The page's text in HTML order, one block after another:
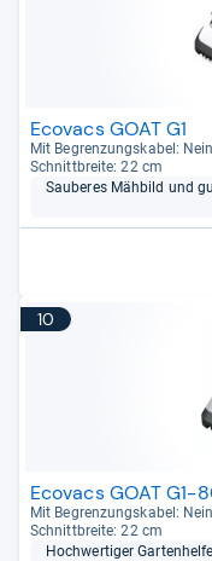
Ecovacs GOAT G1
Mit Begren­zungs­ka­bel: Nein
Schnitt­breite: 22 cm
Sau­be­res Mäh­bild und
10
Ecovacs GOAT G1-
Mit Begren­zungs­ka­bel: Nein
Schnitt­breite: 22 cm
Hoch­wer­ti­ger